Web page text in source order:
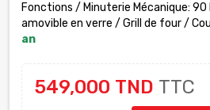
Fonctions / Minuterie Mécanique:
amovible en verre / Grill de four /
an
549,000 TND TTC